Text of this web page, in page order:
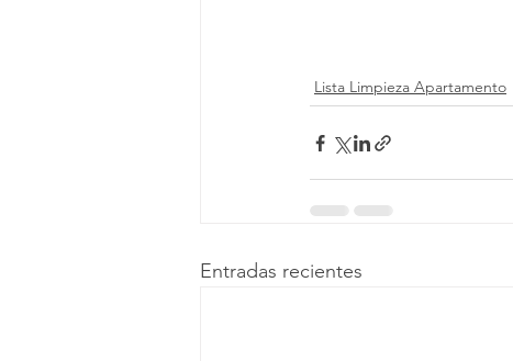
Lista Limpieza Apartamento
Entradas recientes